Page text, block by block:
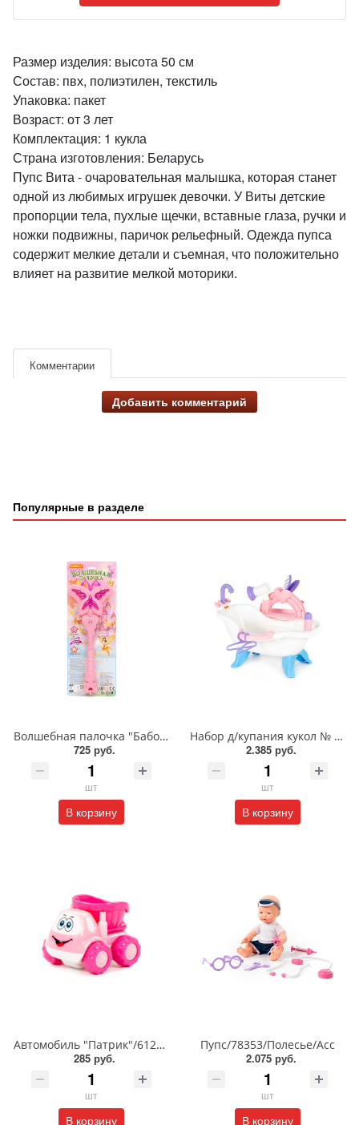
Размер изделия: высота 50 см
Состав: пвх, полиэтилен, текстиль
Упаковка: пакет
Возраст: от 3 лет
Комплектация: 1 кукла
Страна изготовления: Беларусь
Пупс Вита - очаровательная малышка, которая станет
одной из любимых игрушек девочки. У Виты детские
пропорции тела, пухлые щечки, вставные глаза, ручки и
ножки подвижны, паричок рельефный. Одежда пупса
содержит мелкие детали и съемная, что положительно
влияет на развитие мелкой моторики.
Комментарии
Добавить комментарий
Популярные в разделе
Волшебная палочка "Бабочка"/86833/Полесье/Асс
725 руб.
шт
В корзину
Набор д/купания кукол № 3/47267/Полесье
2.385 руб.
шт
В корзину
Автомобиль "Патрик"/61250/Полесье/Асс
285 руб.
шт
В корзину
Пупс/78353/Полесье/Асс
2.075 руб.
шт
В корзину